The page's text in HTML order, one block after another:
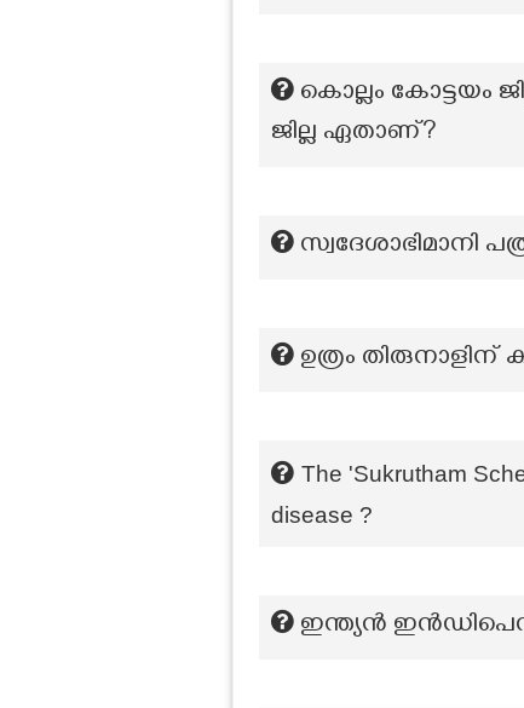
കൊല്ലം കോട്ടയം
ജില്ല ഏതാണ്?
സ്വദേശാഭിമാനി
ഉത്രം
The 'Sukrutham
disease ?
ഇന്ത്യൻ